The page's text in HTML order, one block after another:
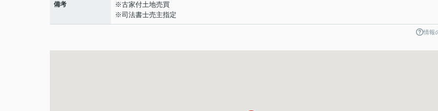
備考
※古家付土地売買
※司法書士売主指定
情報